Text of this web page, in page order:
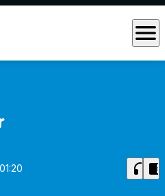
menu
01:20 headphones chrome_reader_mode